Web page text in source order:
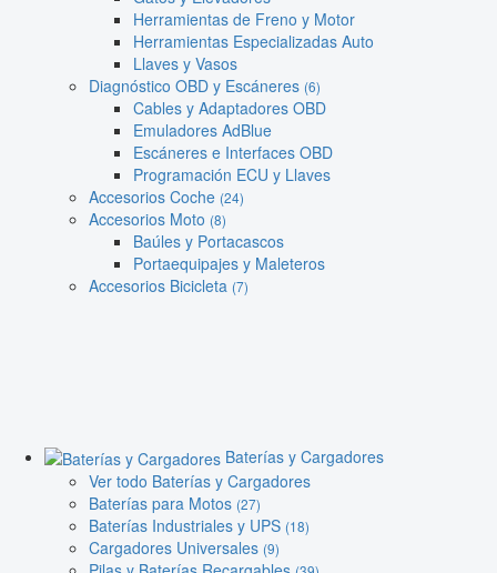
Herramientas de Freno y Motor
Herramientas Especializadas Auto
Llaves y Vasos
Diagnóstico OBD y Escáneres (6)
Cables y Adaptadores OBD
Emuladores AdBlue
Escáneres e Interfaces OBD
Programación ECU y Llaves
Accesorios Coche (24)
Accesorios Moto (8)
Baúles y Portacascos
Portaequipajes y Maleteros
Accesorios Bicicleta (7)
Baterías y Cargadores
Ver todo Baterías y Cargadores
Baterías para Motos (27)
Baterías Industriales y UPS (18)
Cargadores Universales (9)